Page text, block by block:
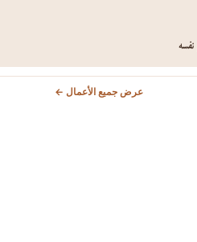
عرض جميع الأعمال ←